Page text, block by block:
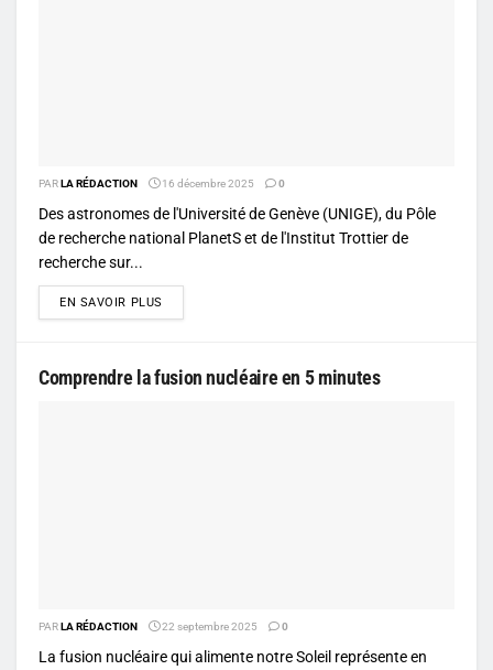
PARLA RÉDACTION 16 décembre 2025 0
Des astronomes de l'Université de Genève (UNIGE), du Pôle
de recherche national PlanetS et de l'Institut Trottier de
recherche sur...
EN SAVOIR PLUS
Comprendre la fusion nucléaire en 5 minutes
PARLA RÉDACTION 22 septembre 2025 0
La fusion nucléaire qui alimente notre Soleil représente en